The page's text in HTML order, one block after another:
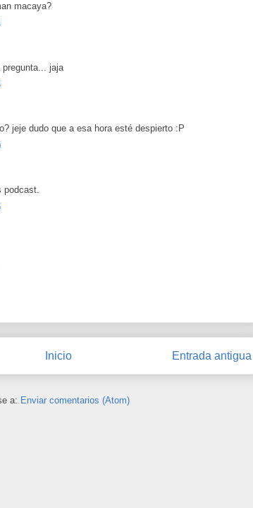
macaya?
pregunta... jaja
jeje dudo que a esa hora esté despierto :P
Entrada antigua
Inicio
a: Enviar comentarios (Atom)